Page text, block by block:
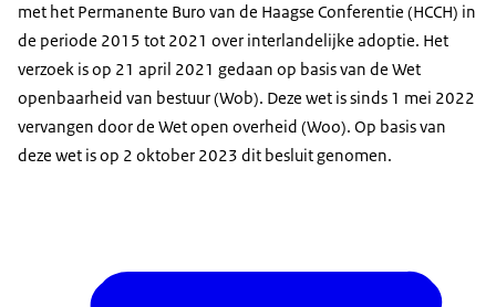
met het Permanente Buro van de Haagse Conferentie (HCCH) in
de periode 2015 tot 2021 over interlandelijke adoptie. Het
verzoek is op 21 april 2021 gedaan op basis van de Wet
openbaarheid van bestuur (Wob). Deze wet is sinds 1 mei 2022
vervangen door de Wet open overheid (Woo). Op basis van
deze wet is op 2 oktober 2023 dit besluit genomen.